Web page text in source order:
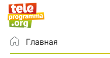
Главная